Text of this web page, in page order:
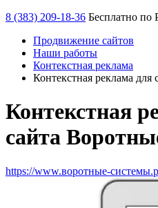
8 (383) 209-18-36 Бесплатно по
Продвижение сайтов
Наши работы
Контекстная реклама
Контекстная реклама
Контекстная
сайта
https://www.воротные-